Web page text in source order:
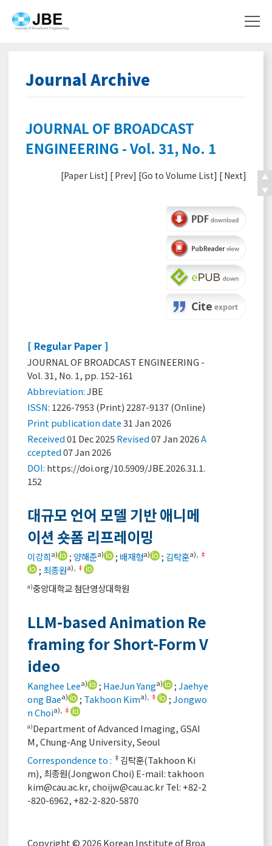
Journal Archive
JOURNAL OF BROADCAST
ENGINEERING - Vol. 31, No. 1
[Paper List] [ Prev] [Go to Volume List] [ Next]
[ Regular Paper ]
JOURNAL OF BROADCAST ENGINEERING -
Vol. 31, No. 1, pp. 152-161
Abbreviation:JBE
ISSN: 1226-7953 (Print) 2287-9137 (Online)
Print publication date31 Jan 2026
Received01 Dec 2025Revised07 Jan 2026A
ccepted07 Jan 2026
DOI: https://doi.org/10.5909/JBE.2026.31.1.
152
대규모 언어 모델 기반 애니메
이션 숏폼 리프레이밍
이강희a) ; 양해준a) ; 배재형a) ; 김탁훈a) ‡
; 최종원a) ‡
a)중앙대학교 첨단영상대학원
LLM-based Animation Re
framing for Short-Form V
ideo
Kanghee Leea) ; HaeJun Yanga) ;Jaehye
ong Baea) ; Takhoon Kima) ‡ ;Jongwo
n Choia) ‡
a)Department of Advanced Imaging, GSAI
M, Chung-Ang University, Seoul
Correspondence to : ‡ 김탁훈(Takhoon Ki
m), 최종원(Jongwon Choi) E-mail: takhoon
kim@cau.ac.kr, choijw@cau.ac.krTel: +82-2
-820-6962, +82-2-820-5870
Copyright © 2026 Korean Institute of Broa